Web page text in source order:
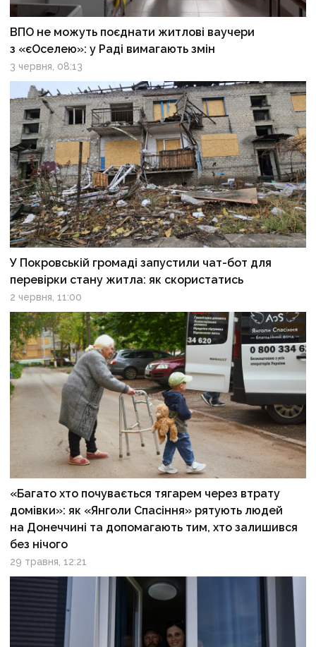
ВПО не можуть поєднати житлові ваучери
з «єОселею»: у Раді вимагають змін
3 червня, 08:13
У Покровській громаді запустили чат-бот для
перевірки стану житла: як скористатись
2 червня, 11:00
«Багато хто почувається тягарем через втрату
домівки»: як «Янголи Спасіння» рятують людей
на Донеччині та допомагають тим, хто залишився
без нічого
29 травня, 12:21